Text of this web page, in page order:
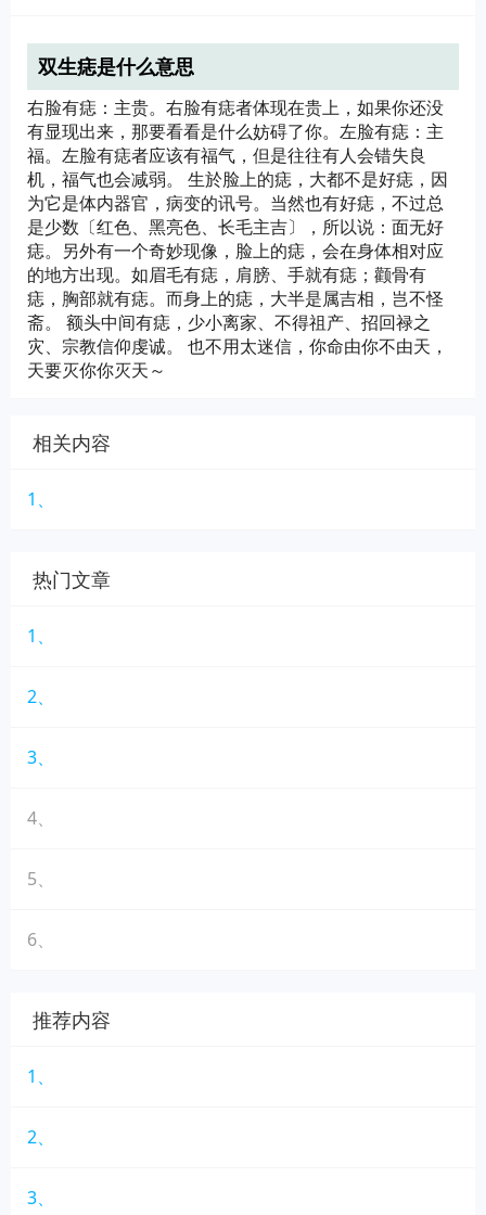
双生痣是什么意思
右脸有痣：主贵。右脸有痣者体现在贵上，如果你还没
有显现出来，那要看看是什么妨碍了你。左脸有痣：主
福。左脸有痣者应该有福气，但是往往有人会错失良
机，福气也会减弱。 生於脸上的痣，大都不是好痣，因
为它是体内器官，病变的讯号。当然也有好痣，不过总
是少数〔红色、黑亮色、长毛主吉〕，所以说：面无好
痣。另外有一个奇妙现像，脸上的痣，会在身体相对应
的地方出现。如眉毛有痣，肩膀、手就有痣；颧骨有
痣，胸部就有痣。而身上的痣，大半是属吉相，岂不怪
斋。 额头中间有痣，少小离家、不得祖产、招回禄之
灾、宗教信仰虔诚。 也不用太迷信，你命由你不由天，
天要灭你你灭天～
相关内容
1、
热门文章
1、
2、
3、
4、
5、
6、
推荐内容
1、
2、
3、